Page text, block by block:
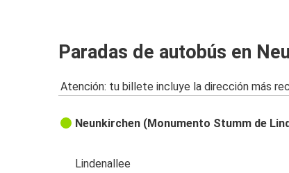
Paradas de autobús en
Atención: tu billete incluye la dirección más
Neunkirchen (Monumento Stumm de
Lindenallee